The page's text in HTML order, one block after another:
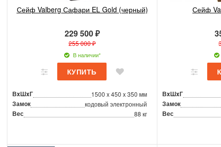
Сейф Valberg Сафари EL Gold (черный)
229 500 ₽
255 000 ₽
В наличии*
ВxШxГ 1500 x 450 x 350 мм
Замок кодовый электронный
Вес 88 кг
Сейф
ВxШxГ
Замок
Вес